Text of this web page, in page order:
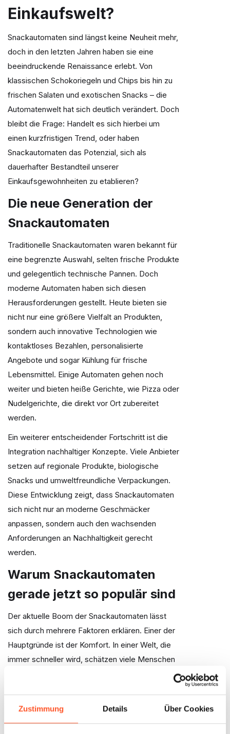
Zustimmung Details Über Cookies
Einkaufswelt?
Snackautomaten sind längst keine Neuheit mehr,
doch in den letzten Jahren haben sie eine
beeindruckende Renaissance erlebt. Von
klassischen Schokoriegeln und Chips bis hin zu
frischen Salaten und exotischen Snacks – die
Automatenwelt hat sich deutlich verändert. Doch
bleibt die Frage: Handelt es sich hierbei um
einen kurzfristigen Trend, oder haben
Snackautomaten das Potenzial, sich als
dauerhafter Bestandteil unserer
Einkaufsgewohnheiten zu etablieren?
Die neue Generation der
Snackautomaten
Traditionelle Snackautomaten waren bekannt für
eine begrenzte Auswahl, selten frische Produkte
und gelegentlich technische Pannen. Doch
moderne Automaten haben sich diesen
Herausforderungen gestellt. Heute bieten sie
nicht nur eine größere Vielfalt an Produkten,
sondern auch innovative Technologien wie
kontaktloses Bezahlen, personalisierte
Angebote und sogar Kühlung für frische
Lebensmittel. Einige Automaten gehen noch
weiter und bieten heiße Gerichte, wie Pizza oder
Nudelgerichte, die direkt vor Ort zubereitet
werden.
Ein weiterer entscheidender Fortschritt ist die
Integration nachhaltiger Konzepte. Viele Anbieter
setzen auf regionale Produkte, biologische
Snacks und umweltfreundliche Verpackungen.
Diese Entwicklung zeigt, dass Snackautomaten
sich nicht nur an moderne Geschmäcker
anpassen, sondern auch den wachsenden
Anforderungen an Nachhaltigkeit gerecht
werden.
Warum Snackautomaten
gerade jetzt so populär sind
Der aktuelle Boom der Snackautomaten lässt
sich durch mehrere Faktoren erklären. Einer der
Hauptgründe ist der Komfort. In einer Welt, die
immer schneller wird, schätzen viele Menschen